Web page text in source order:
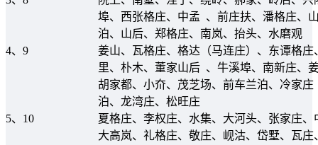
埠、西张格庄、中孟 、前庄扶、潘格庄、
泊、山后、郑格庄、南岚、抬头、水磨观
4、9
姜山、瓦格庄、格达（马连庄）、东谭格
里、朴木、董家山后 、牛溪埠、南新庄、
胡家都、小夼、茂芝场、前车兰泊、冷家
泊、龙湾庄、松旺庄
5、10
夏格庄、李权庄、水集、大河头、张家庄
大高岚、礼格庄、敬庄、岘沽、岱墅、瓦